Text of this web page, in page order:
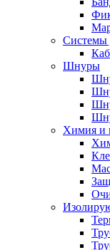
Системы
Шнуры
Химия и